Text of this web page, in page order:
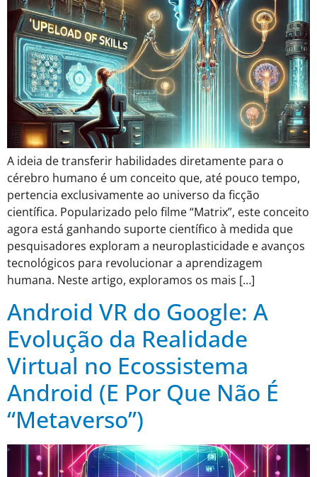
A ideia de transferir habilidades diretamente para o
cérebro humano é um conceito que, até pouco tempo,
pertencia exclusivamente ao universo da ficção
científica. Popularizado pelo filme “Matrix”, este conceito
agora está ganhando suporte científico à medida que
pesquisadores exploram a neuroplasticidade e avanços
tecnológicos para revolucionar a aprendizagem
humana. Neste artigo, exploramos os mais […]
Android VR do Google: A
Evolução da Realidade
Virtual no Ecossistema
Android (E Por Que Não É
“Metaverso”)